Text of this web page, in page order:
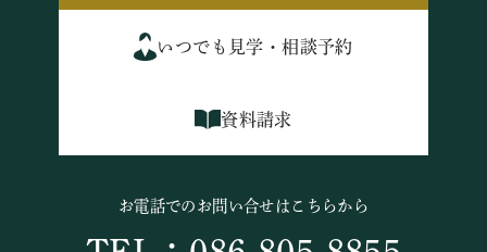
いつでも見学・相談予約
資料請求
お電話でのお問い合せはこちらから